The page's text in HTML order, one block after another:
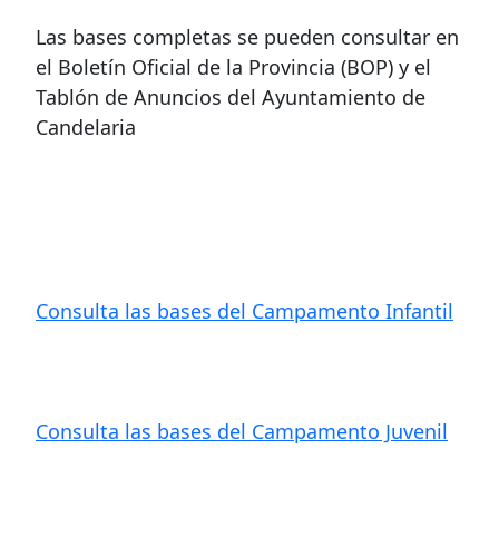
Las bases completas se pueden consultar en
el Boletín Oficial de la Provincia (BOP) y el
Tablón de Anuncios del Ayuntamiento de
Candelaria
Consulta las bases del Campamento Infantil
Consulta las bases del Campamento Juvenil